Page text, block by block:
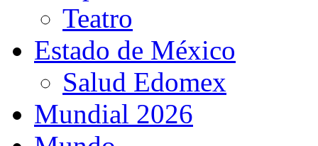
Teatro
Estado de México
Salud Edomex
Mundial 2026